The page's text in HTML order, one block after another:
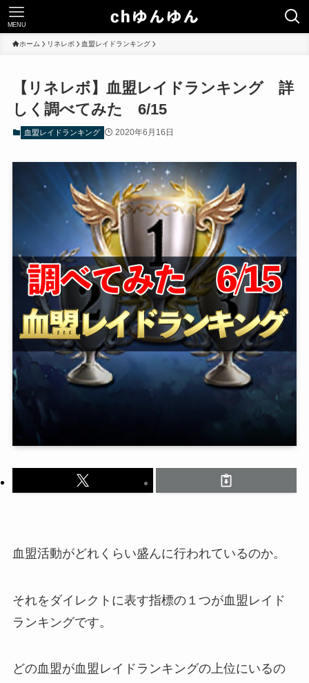
MENU
ホーム リネレボ 血盟レイドランキング
【リネレボ】血盟レイドランキング 詳
しく調べてみた 6/15
血盟レイドランキング 2020年6月16日
血盟活動がどれくらい盛んに行われているのか。
それをダイレクトに表す指標の１つが血盟レイド
ランキングです。
どの血盟が血盟レイドランキングの上位にいるの